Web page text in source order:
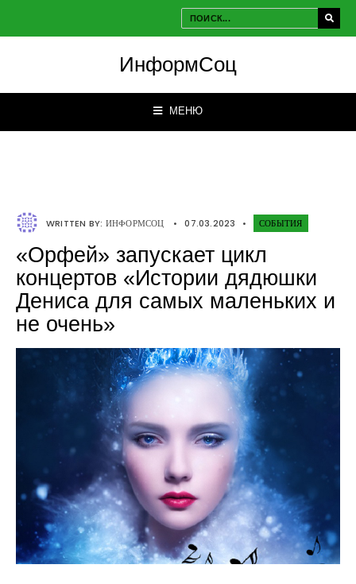
ИнформСоц
МЕНЮ
WRITTEN BY: ИНФОРМСОЦ • 07.03.2023 • СОБЫТИЯ
«Орфей» запускает цикл
концертов «Истории дядюшки
Дениса для самых маленьких и
не очень»